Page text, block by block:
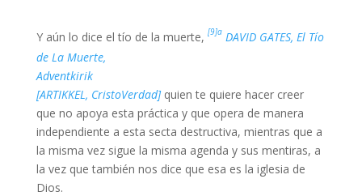
Y aún lo dice el tío de la muerte, [9]aDAVID GATES, El Tío
de La Muerte,
Adventkirik
[ARTIKKEL, CristoVerdad]quien te quiere hacer creer
que no apoya esta práctica y que opera de manera
independiente a esta secta destructiva, mientras que a
la misma vez sigue la misma agenda y sus mentiras, a
la vez que también nos dice que esa es la iglesia de
Dios.